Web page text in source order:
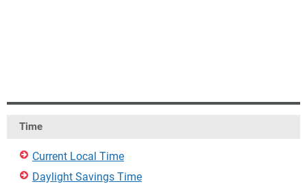
Time
Current Local Time
Daylight Savings Time